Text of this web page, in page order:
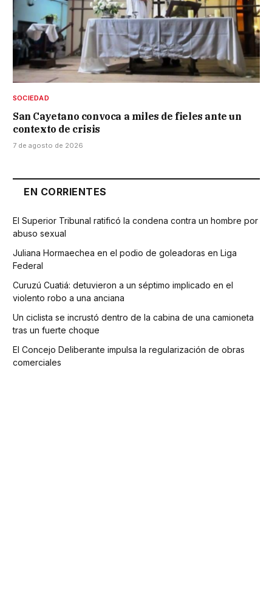
SOCIEDAD
San Cayetano convoca a miles de fieles ante un
contexto de crisis
7 de agosto de 2026
EN CORRIENTES
El Superior Tribunal ratificó la condena contra un hombre por
abuso sexual
Juliana Hormaechea en el podio de goleadoras en Liga
Federal
Curuzú Cuatiá: detuvieron a un séptimo implicado en el
violento robo a una anciana
Un ciclista se incrustó dentro de la cabina de una camioneta
tras un fuerte choque
El Concejo Deliberante impulsa la regularización de obras
comerciales